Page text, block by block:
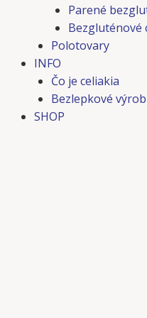
Parené
Bezgluténové
Polotovary
INFO
Čo je celiakia
Bezlepkové
SHOP